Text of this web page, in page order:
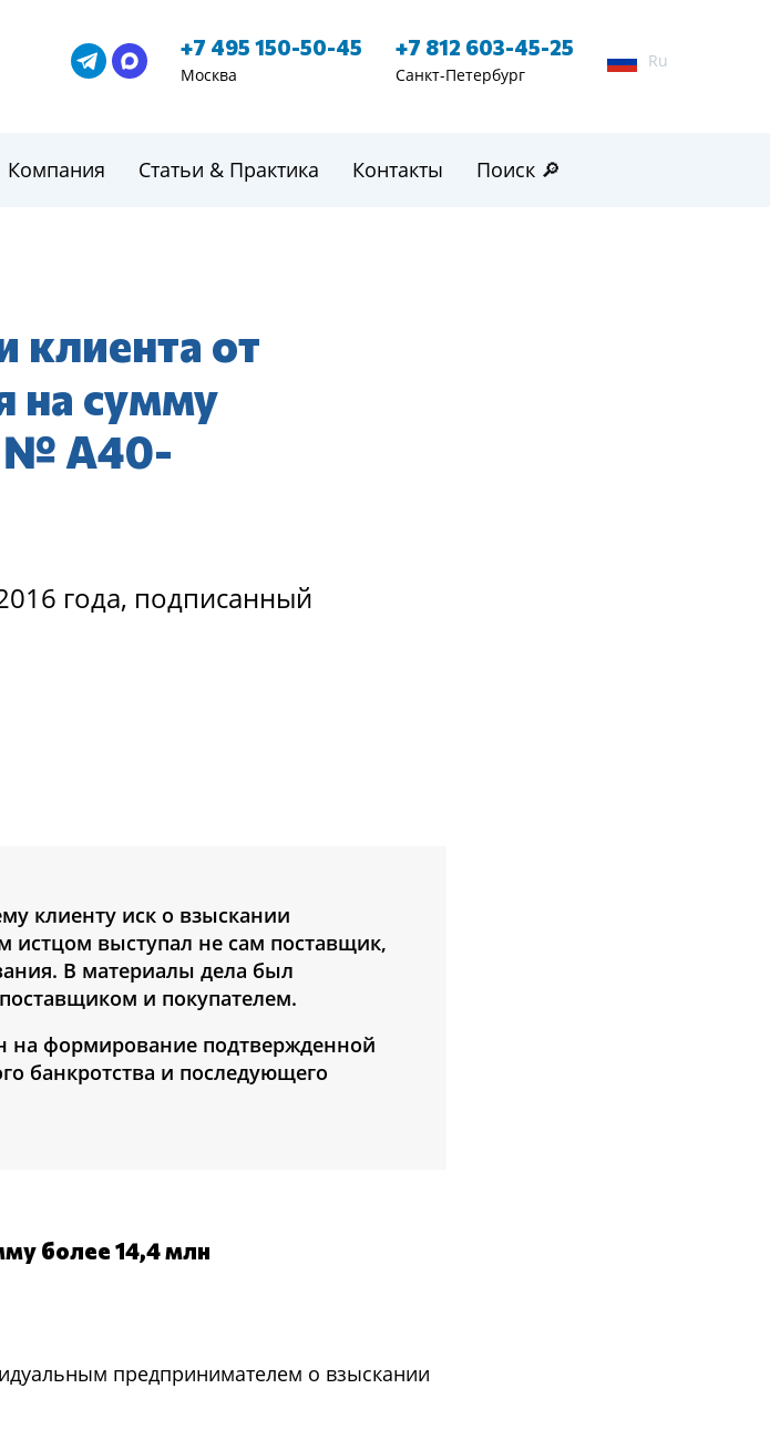
+7 495 150-50-45
Москва
+7 812 603-45-25
Санкт-Петербург
Ru
Компания Статьи & Практика Контакты Поиск 🔎
от
на сумму
№ А40-
года, подписанный
клиенту иск о взыскании
истцом выступал не сам поставщик,
В материалы дела был
и покупателем.
на формирование подтвержденной
банкротства и последующего
более 14,4 млн
предпринимателем о взыскании